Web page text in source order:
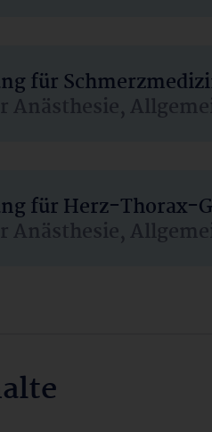
für
für Herz-Thorax-